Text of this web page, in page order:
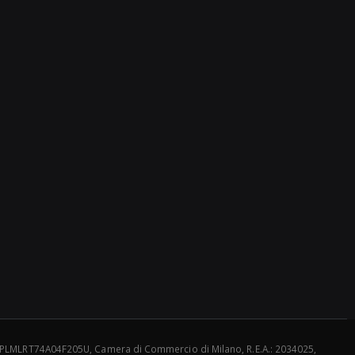
Camera di Commercio di Milano, R.E.A.: 2034025,